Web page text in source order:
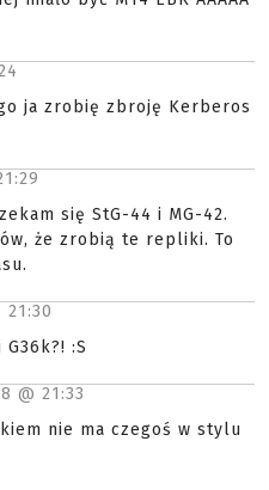
ja zrobię zbroję Kerberos
się StG-44 i MG-42.
że zrobią te repliki. To
21:30
:S
@ 21:33
nie ma czegoś w stylu